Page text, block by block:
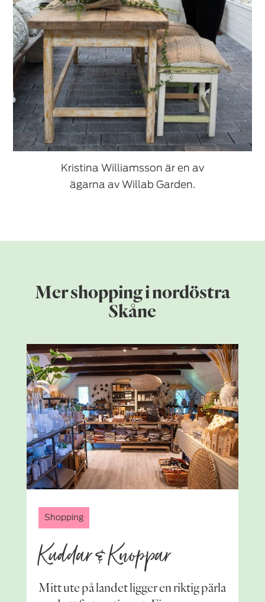
Kristina Williamsson är en av
ägarna av Willab Garden.
Mer shopping i nordöstra
Skåne
Shopping
Kuddar & Knoppar
Mitt ute på landet ligger en riktig pärla